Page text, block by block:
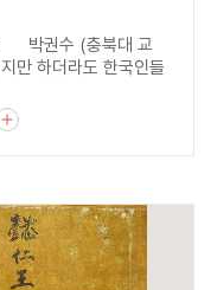
박권수 (충북대 교
만 하더라도 한국인들